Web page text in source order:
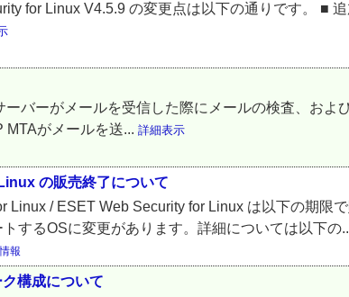
for Linux V4.5.9 の変更点は以下の通りです。 ■
バーがメールを受信した際にメールの検査、およ
がメールを送... 詳細表示
の販売終了について
/ ESET Web Security for Linux は以下の期限
するOSに変更があります。詳細については以下の
報
構成について